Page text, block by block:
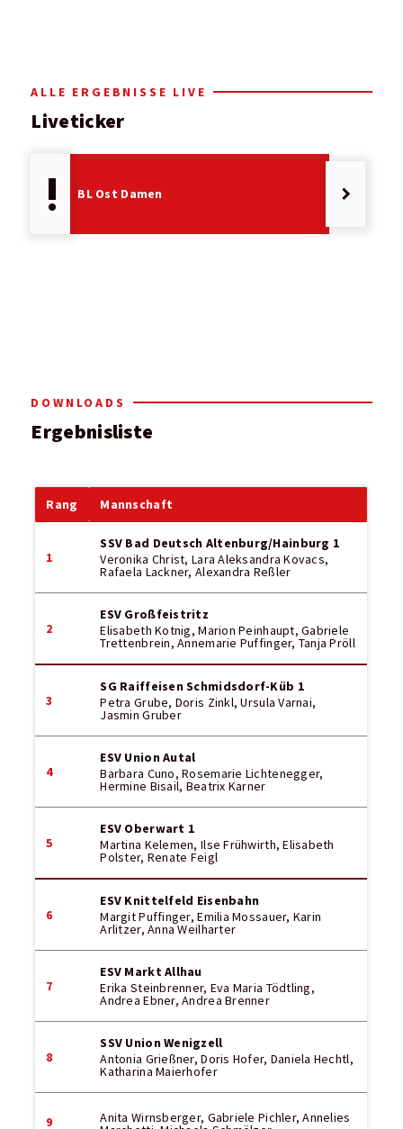
ALLE ERGEBNISSE LIVE
Liveticker
priority_high BL Ost Damen keyboard_arrow_right
DOWNLOADS
Ergebnisliste
Rang Mannschaft
1
SSV Bad Deutsch Altenburg/Hainburg 1
Veronika Christ, Lara Aleksandra Kovacs,
Rafaela Lackner, Alexandra Reßler
2
ESV Großfeistritz
Elisabeth Kotnig, Marion Peinhaupt, Gabriele
Trettenbrein, Annemarie Puffinger, Tanja Pröll
3
SG Raiffeisen Schmidsdorf-Küb 1
Petra Grube, Doris Zinkl, Ursula Varnai,
Jasmin Gruber
4
ESV Union Autal
Barbara Cuno, Rosemarie Lichtenegger,
Hermine Bisail, Beatrix Karner
5
ESV Oberwart 1
Martina Kelemen, Ilse Frühwirth, Elisabeth
Polster, Renate Feigl
6
ESV Knittelfeld Eisenbahn
Margit Puffinger, Emilia Mossauer, Karin
Arlitzer, Anna Weilharter
7
ESV Markt Allhau
Erika Steinbrenner, Eva Maria Tödtling,
Andrea Ebner, Andrea Brenner
8
SSV Union Wenigzell
Antonia Grießner, Doris Hofer, Daniela Hechtl,
Katharina Maierhofer
9 Anita Wirnsberger, Gabriele Pichler, Annelies